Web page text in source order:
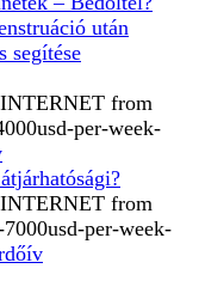
után
segítése
from
per-week-
from
per-week-